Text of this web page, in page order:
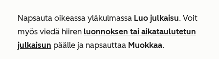
Napsauta oikeassa yläkulmassa Luo julkaisu. Voit
myös viedä hiiren luonnoksen tai aikataulutetun
julkaisun päälle ja napsauttaa Muokkaa.